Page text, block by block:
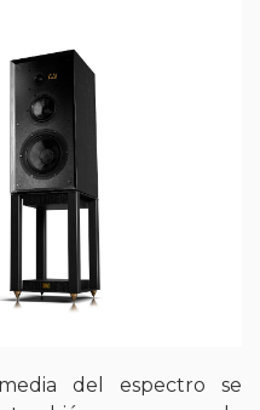
del espectro se